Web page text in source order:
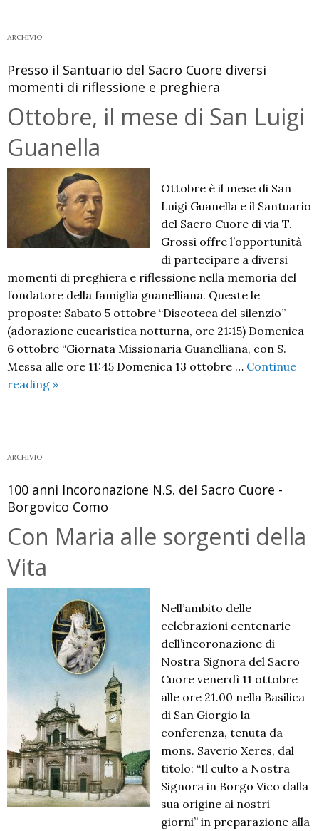
ARCHIVIO
Presso il Santuario del Sacro Cuore diversi
momenti di riflessione e preghiera
Ottobre, il mese di San Luigi
Guanella
Ottobre è il mese di San
Luigi Guanella e il Santuario
del Sacro Cuore di via T.
Grossi offre l’opportunità
di partecipare a diversi
momenti di preghiera e riflessione nella memoria del
fondatore della famiglia guanelliana. Queste le
proposte: Sabato 5 ottobre “Discoteca del silenzio”
(adorazione eucaristica notturna, ore 21:15) Domenica
6 ottobre “Giornata Missionaria Guanelliana, con S.
Messa alle ore 11:45 Domenica 13 ottobre … Continue
reading Ottobre,
Guanella
»
ARCHIVIO
100 anni Incoronazione N.S. del Sacro Cuore -
Borgovico Como
Con Maria alle sorgenti della
Vita
Nell’ambito delle
celebrazioni centenarie
dell’incoronazione di
Nostra Signora del Sacro
Cuore venerdì 11 ottobre
alle ore 21.00 nella Basilica
di San Giorgio la
conferenza, tenuta da
mons. Saverio Xeres, dal
titolo: “Il culto a Nostra
Signora in Borgo Vico dalla
sua origine ai nostri
giorni” in preparazione alla